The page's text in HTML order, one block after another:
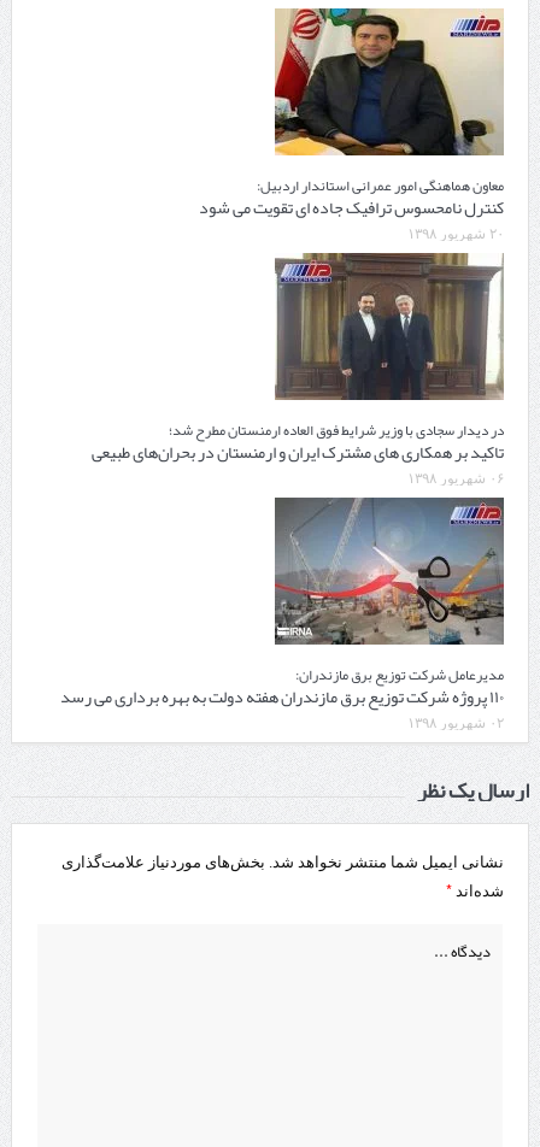
معاون هماهنگی امور عمرانی استاندار اردبیل:
کنترل نامحسوس ترافیک جاده ای تقویت می شود
۲۰ شهریور ۱۳۹۸
در دیدار سجادی با وزیر شرایط فوق العاده ارمنستان مطرح شد؛
تاکید بر همکاری های مشترک ایران و ارمنستان در بحران‌های طبیعی
۰۶ شهریور ۱۳۹۸
مدیرعامل شرکت توزیع برق مازندران:
۱۱۰ پروژه شرکت توزیع برق مازندران هفته دولت به بهره برداری می رسد
۰۲ شهریور ۱۳۹۸
ارسال یک نظر
نشانی ایمیل شما منتشر نخواهد شد. بخش‌های موردنیاز علامت‌گذاری
شده‌اند *